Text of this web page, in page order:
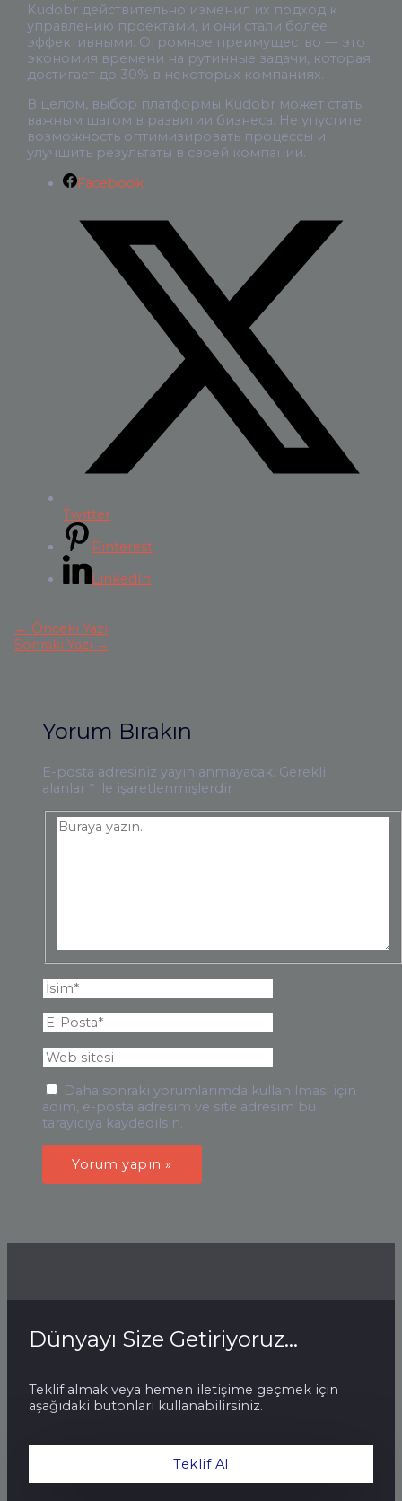
Kudobr действительно изменил их подход к
управлению проектами, и они стали более
эффективными. Огромное преимущество — это
экономия времени на рутинные задачи, которая
достигает до 30% в некоторых компаниях.
В целом, выбор платформы Kudobr может стать
важным шагом в развитии бизнеса. Не упустите
возможность оптимизировать процессы и
улучшить результаты в своей компании.
Facebook
Twitter
Pinterest
LinkedIn
← Önceki Yazı
Sonraki Yazı →
Yorum Bırakın
E-posta adresiniz yayınlanmayacak. Gerekli
alanlar * ile işaretlenmişlerdir
Daha sonraki yorumlarımda kullanılması için
adım, e-posta adresim ve site adresim bu
tarayıcıya kaydedilsin.
Dünyayı Size Getiriyoruz...
Teklif almak veya hemen iletişime geçmek için
aşağıdaki butonları kullanabilirsiniz.
Teklif Al